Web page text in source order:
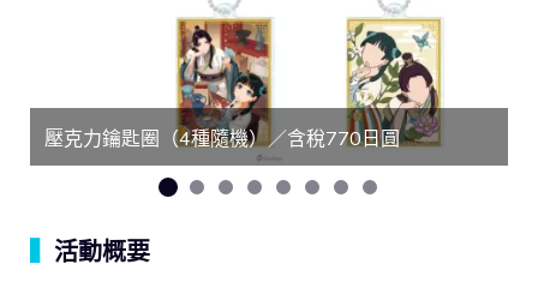
壓克力鑰匙圈（4種隨機）／含稅770日圓
活動概要